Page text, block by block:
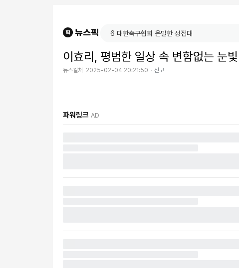
이효리, 평범한 일상 속 변함없는 눈
뉴스컬처 2025-02-04 20:21:50 신고
파워링크 AD